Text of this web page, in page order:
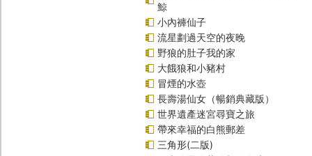
鯨
小內褲仙子
流星劃過天空的夜晚
野狼的肚子我的家
大餓狼和小豬村
冒煙的水壺
長壽湯仙女（暢銷典藏版）
世界遺產迷宮尋寶之旅
帶來幸福的白熊郵差
三角形(二版)